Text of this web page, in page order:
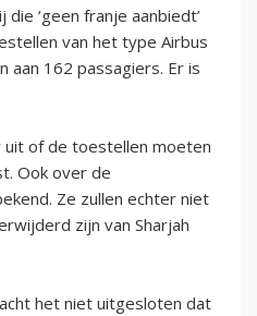
‘geen franje aanbiedt’
van het type Airbus
aan 162 passagiers. Er is
of de toestellen moeten
Ook over de
Ze zullen echter niet
zijn van Sharjah
het niet uitgesloten dat